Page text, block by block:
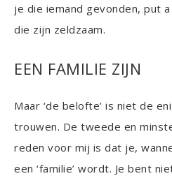
je die iemand gevonden, put
die zijn zeldzaam.
EEN FAMILIE ZIJN
Maar ‘de belofte’ is niet de
trouwen. De tweede en
reden voor mij is dat je,
een ‘familie’ wordt. Je bent